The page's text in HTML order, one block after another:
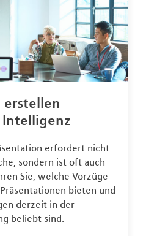
erstellen
erfordert nicht
sondern ist oft auch
Sie, welche Vorzüge
bieten und
derzeit in der
beliebt sind.